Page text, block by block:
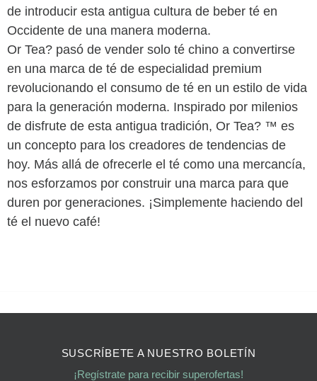
de introducir esta antigua cultura de beber té en
Occidente de una manera moderna.
Or Tea? pasó de vender solo té chino a convertirse
en una marca de té de especialidad premium
revolucionando el consumo de té en un estilo de vida
para la generación moderna. Inspirado por milenios
de disfrute de esta antigua tradición, Or Tea? ™ es
un concepto para los creadores de tendencias de
hoy. Más allá de ofrecerle el té como una mercancía,
nos esforzamos por construir una marca para que
duren por generaciones. ¡Simplemente haciendo del
té el nuevo café!
SUSCRÍBETE A NUESTRO BOLETÍN
¡Regístrate para recibir superofertas!